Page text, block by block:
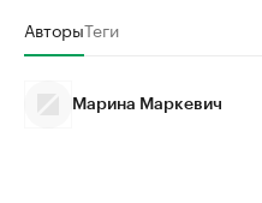
АвторыТеги
Марина Маркевич